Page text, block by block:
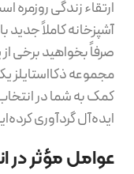
ارتقاء زندگی
آشپزخانه کاملاً جدید
صرفاً بخواهید برخی
مجموعه ذکااستایلز
کمک به شما در
ایده‌آل گردآوری
عوامل مؤثر در